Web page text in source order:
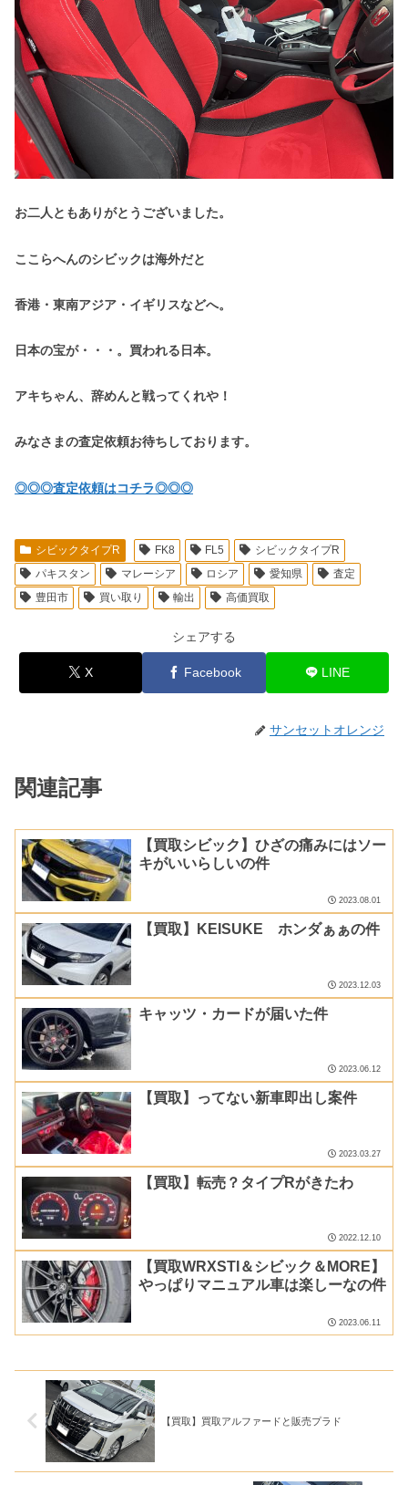
お二人ともありがとうございました。
ここらへんのシビックは海外だと
香港・東南アジア・イギリスなどへ。
日本の宝が・・・。買われる日本。
アキちゃん、辞めんと戦ってくれや！
みなさまの査定依頼お待ちしております。
◎◎◎査定依頼はコチラ◎◎◎
シビックタイプR FK8 FL5
シビックタイプR
パキスタン
マレーシア ロシア 愛知県
査定
豊田市
買い取り 輸出 高価買取
シェアする
X Facebook LINE
サンセットオレンジ
関連記事
【買取シビック】ひざの痛みにはソー
キがいいらしいの件
2023.08.01
【買取】KEISUKE ホンダぁぁの件
2023.12.03
キャッツ・カードが届いた件
2023.06.12
【買取】ってない新車即出し案件
2023.03.27
【買取】転売？タイプRがきたわ
2022.12.10
【買取WRXSTI＆シビック＆MORE】
やっぱりマニュアル車は楽しーなの件
2023.06.11
【買取】買取アルファードと販売プラド